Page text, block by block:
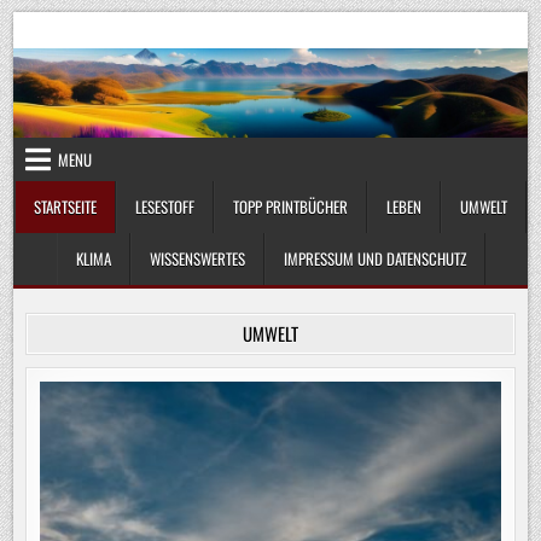
Skip
to
content
UmweltKlima.com
MENU
STARTSEITE
LESESTOFF TOPP PRINTBÜCHER LEBEN UMWELT
KLIMA WISSENSWERTES IMPRESSUM UND DATENSCHUTZ
UMWELT